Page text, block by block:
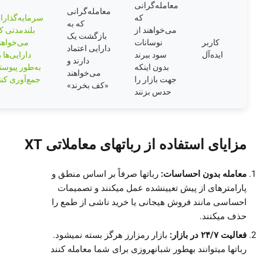
کاربر
ایده‌آل
معامله‌گرانی
که
می‌خواهند از
نوسانات
سود ببرند
بدون اینکه
جهت بازار را
حدس بزنند
معامله‌گرانی
که به
بازگشت یک
دارایی اعتماد
دارند و
می‌خواهند
«کف بخرند»
بلندمدتی
دارایی‌ها
به‌طور
جمع‌آوری
مزایای استفاده از رباتهای معاملاتی XT
معامله بدون احساسات: رباتها صرفاً بر اساس منطق و
پارامترهای از پیش تعیینشده عمل میکنند و تصمیمات
احساسی مانند فروش هیجانی یا خرید ناشی از طمع را
حذف میکنند.
فعالیت ۲۴/۷ در بازار:
بازار رمزارز هرگز بسته نمیشود.
رباتها میتوانند بهطور شبانهروزی برای شما معامله کنند